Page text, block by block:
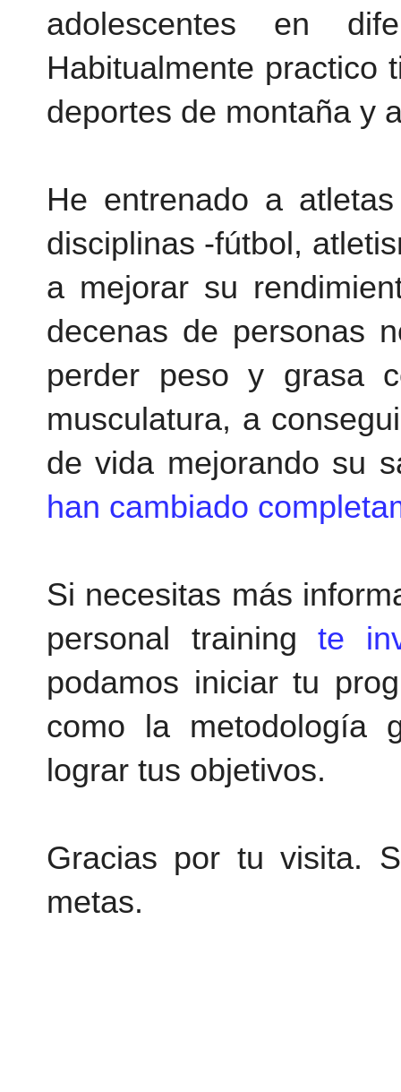
adolescentes en
Habitualmente practico
deportes de montaña y
He entrenado a
disciplinas -fútbol,
a mejorar su
decenas de personas
perder peso y grasa
musculatura, a
de vida mejorando su
han cambiado
Si necesitas más
personal trainingte
podamos iniciar tu
como la metodología
lograr tus objetivos.
Gracias por tu visita.
metas.